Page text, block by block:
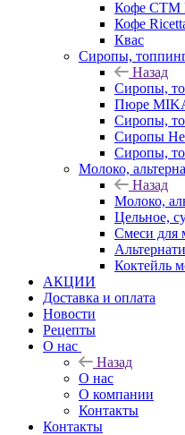
Кофе СТМ
Кофе
Квас
Сиропы,
Назад
Сиропы,
Пюре
Сиропы,
Сиропы
Сиропы,
Молоко,
Назад
Молоко,
Цельное,
Смеси для
Коктейль
АКЦИИ
Доставка и оплата
Новости
Рецепты
О нас
Назад
О нас
О компании
Контакты
Контакты